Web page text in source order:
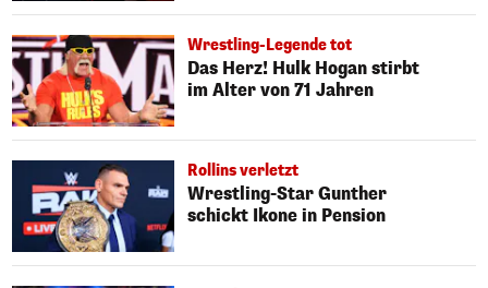
Wrestling-Legende tot
Das Herz! Hulk Hogan stirbt
im Alter von 71 Jahren
Rollins verletzt
Wrestling-Star Gunther
schickt Ikone in Pension